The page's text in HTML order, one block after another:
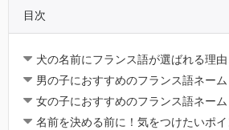
目次
犬の名前にフランス語が選ばれる理由
男の子におすすめのフランス語ネーム
女の子におすすめのフランス語ネーム
名前を決める前に！気をつけたいポイ